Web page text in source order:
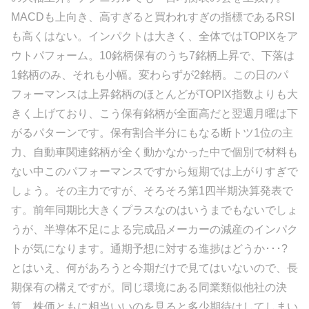
MACDも上向き、高すぎると買われすぎの指標であるRSI
も高くはない。インパクトは大きく、全体ではTOPIXをア
ウトパフォーム。10銘柄保有のうち7銘柄上昇で、下落は
1銘柄のみ、それも小幅。変わらずが2銘柄。この日のパ
フォーマンスは上昇銘柄のほとんどがTOPIX指数よりも大
きく上げており、こう保有銘柄が全面高だと翌週月曜は下
がるパターンです。保有割合半分にもなる断トツ1位の主
力、自動車関連銘柄が全く動かなかった中で個別で材料も
ない中このパフォーマンスですから短期では上がりすぎで
しょう。その主力ですが、そろそろ第1四半期決算発表で
す。前年同期比大きくプラスなのはいうまでもないでしょ
うが、半導体不足による完成品メーカーの減産のインパク
トが気になります。通期予想に対する進捗はどうか･･･?
とはいえ、何があろうと今期だけで見てはいないので、長
期保有の構えですが。同じ環境にある同業類似他社の決